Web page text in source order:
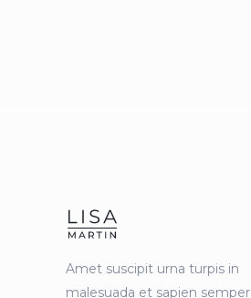
Amet suscipit urna turpis in
malesuada et sapien semper